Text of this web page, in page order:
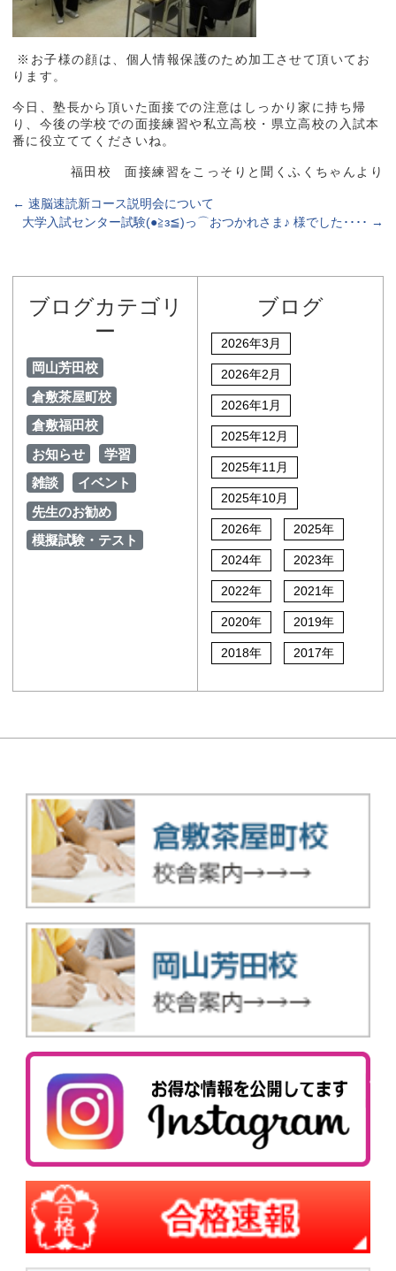
※お子様の顔は、個人情報保護のため加工させて頂いてお
ります。
今日、塾長から頂いた面接での注意はしっかり家に持ち帰
り、今後の学校での面接練習や私立高校・県立高校の入試本
番に役立ててくださいね。
福田校 面接練習をこっそりと聞くふくちゃんより
← 速脳速読新コース説明会について
大学入試センター試験(●≧з≦)っ⌒おつかれさま♪ 様でした････ →
ブログカテゴリ
ー
岡山芳田校
倉敷茶屋町校
倉敷福田校
お知らせ
学習
雑談
イベント
先生のお勧め
模擬試験・テスト
ブログ
2026年3月
2026年2月
2026年1月
2025年12月
2025年11月
2025年10月
2026年 2025年
2024年 2023年
2022年 2021年
2020年 2019年
2018年 2017年